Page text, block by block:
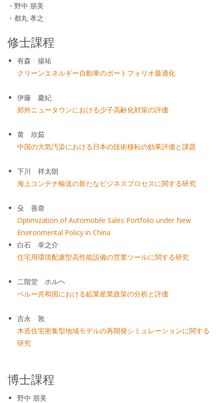
・野中 朋美
・都丸 孝之
修士課程
有森 揚祐
クリーンエネルギー自動車のポートフォリオ最適化
伊藤 慶紀
郊外ニュータウンにおける少子高齢化対策の評価
黄 欣茹
中国の大気汚染における日本の技術移転の効果評価と課題
下川 祥太朗
海上コンテナ輸送の新たなビジネスプロセスに関する研究
殳 善蓉
Optimization of Automobile Sales Portfolio under New
Environmental Policy in China
白石 幸之介
住宅用環境配慮型高性能設備の営業ツールに関する研究
二階堂 ホルヘ
ペルー共和国における鉱業産業政策の分析と評価
吉永 敦
木造住宅密集型地域モデルの再開発シミュレーションに関する
研究
博士課程
野中 朋美